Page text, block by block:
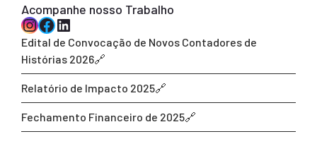
Acompanhe nosso Trabalho
Instagram
Facebook
LinkedIn
Edital de Convocação de Novos Contadores de
Histórias 2026
Relatório de Impacto 2025
Fechamento Financeiro de 2025